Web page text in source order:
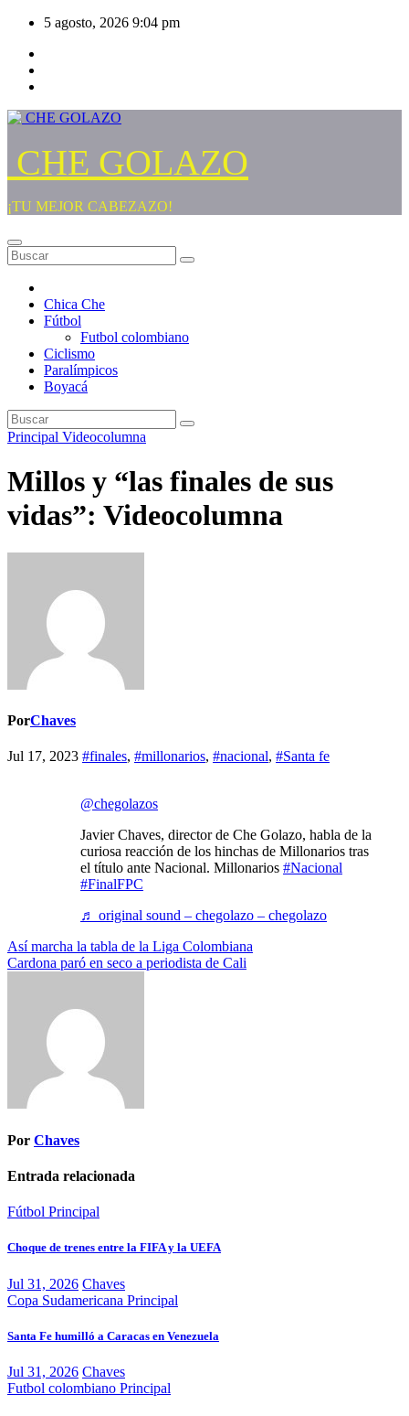
Saltar
contenido
5 agosto, 2026 9:04 pm
CHE GOLAZO
¡TU MEJOR CABEZAZO!
Chica Che
Fútbol
Futbol colombiano
Ciclismo
Paralímpicos
Boyacá
Principal Videocolumna
Millos y “las finales de sus
vidas”: Videocolumna
PorChaves
Jul 17, 2023 #finales, #millonarios, #nacional, #Santa fe
@chegolazos
Javier Chaves, director de Che Golazo, habla de la
curiosa reacción de los hinchas de Millonarios tras
el título ante Nacional. Millonarios #Nacional
#FinalFPC
♬ original sound – chegolazo – chegolazo
Navegación
de
Así marcha la tabla de la Liga Colombiana
Cardona paró en seco a periodista de Cali
Por Chaves
Entrada relacionada
Fútbol Principal
Choque de trenes entre la FIFA y la UEFA
Jul 31, 2026 Chaves
Copa Sudamericana Principal
Santa Fe humilló a Caracas en Venezuela
Jul 31, 2026 Chaves
Futbol colombiano Principal